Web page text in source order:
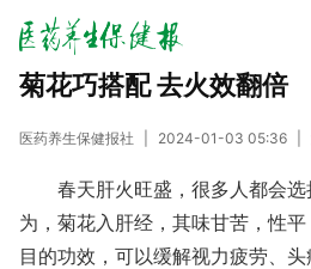
菊花巧搭配 去火效翻倍
医药养生保健报社 2024-01-03 05:36
春天肝火旺盛，很多人都会
为，菊花入肝经，其味甘苦，性
目的功效，可以缓解视力疲劳、